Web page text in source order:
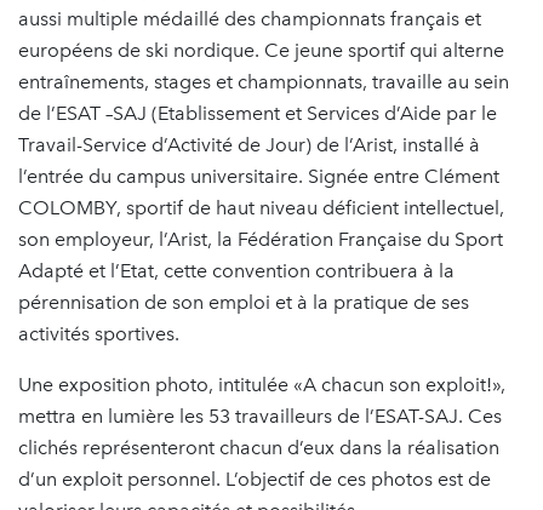
aussi multiple médaillé des championnats français et
européens de ski nordique. Ce jeune sportif qui alterne
entraînements, stages et championnats, travaille au sein
de l’ESAT –SAJ (Etablissement et Services d’Aide par le
Travail-Service d’Activité de Jour) de l’Arist, installé à
l’entrée du campus universitaire. Signée entre Clément
COLOMBY, sportif de haut niveau déficient intellectuel,
son employeur, l’Arist, la Fédération Française du Sport
Adapté et l’Etat, cette convention contribuera à la
pérennisation de son emploi et à la pratique de ses
activités sportives.
Une exposition photo, intitulée «A chacun son exploit!»,
mettra en lumière les 53 travailleurs de l’ESAT-SAJ. Ces
clichés représenteront chacun d’eux dans la réalisation
d’un exploit personnel. L’objectif de ces photos est de